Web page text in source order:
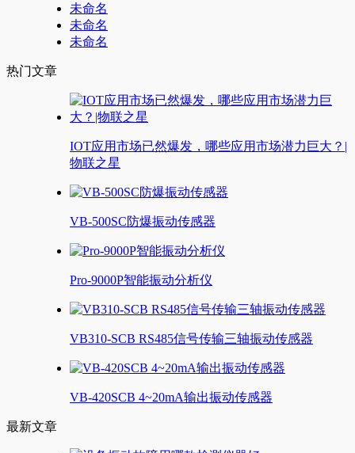
未命名
未命名
未命名
热门文章
IOT应用市场已然爆发，哪些应用市场潜力巨大？|
物联之星
VB-500SC防爆振动传感器
Pro-9000P智能振动分析仪
VB310-SCB RS485信号传输三轴振动传感器
VB-420SCB 4~20mA输出振动传感器
最新文章